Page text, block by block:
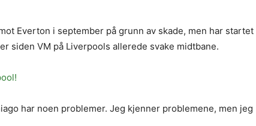
Everton i september på grunn av skade, men har startet
siden VM på Liverpools allerede svake midtbane.
har noen problemer. Jeg kjenner problemene, men jeg